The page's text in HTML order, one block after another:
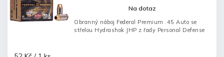
Na dotaz
Obranný náboj Federal Premium .45 Auto se
střelou Hydrashok JHP z řady Personal Defense